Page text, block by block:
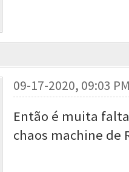
09-17-2020, 09:03
Então é muita
chaos machine de